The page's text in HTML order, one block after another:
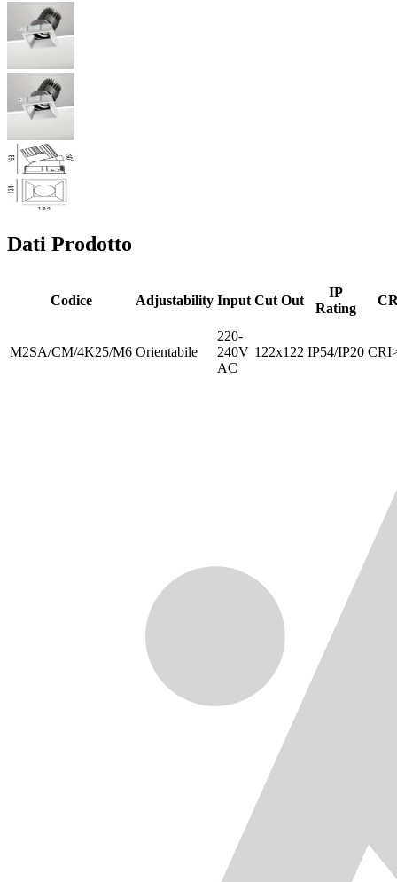
Dati Prodotto
Codice Adjustability Input Cut Out
IP
Rating
M2SA/CM/4K25/M6 Orientabile
220-
240V
AC
122x122 IP54/IP20